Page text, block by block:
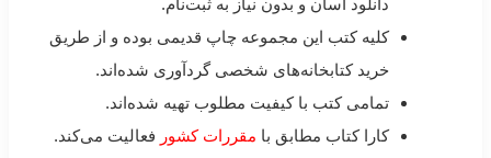
دانلود آسان و بدون نیاز به ثبت‌نام.
کلیه کتب این مجموعه چاپ قدیمی بوده و از طریق
خرید کتابخانه‌های شخصی گردآوری شده‌اند.
تمامی کتب با کیفیت مطلوب تهیه شده‌اند.
کارا کتاب مطابق با مقررات کشور فعالیت می‌کند.